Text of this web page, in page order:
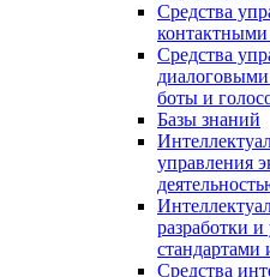
Средства
Средства
боты и
Базы знаний
управления
разработки
стандартами
Средства